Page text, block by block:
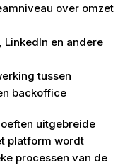
over omzet
en andere
tussen
backoffice
uitgebreide
platform wordt
processen van de